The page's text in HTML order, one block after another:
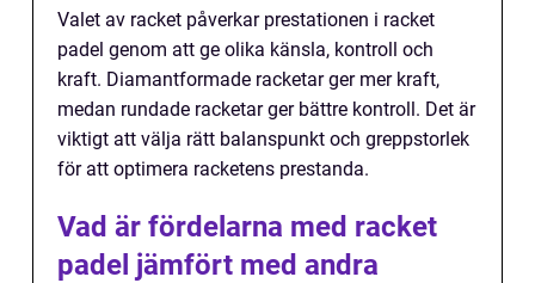
Valet av racket påverkar prestationen i racket
padel genom att ge olika känsla, kontroll och
kraft. Diamantformade racketar ger mer kraft,
medan rundade racketar ger bättre kontroll. Det är
viktigt att välja rätt balanspunkt och greppstorlek
för att optimera racketens prestanda.
Vad är fördelarna med racket
padel jämfört med andra